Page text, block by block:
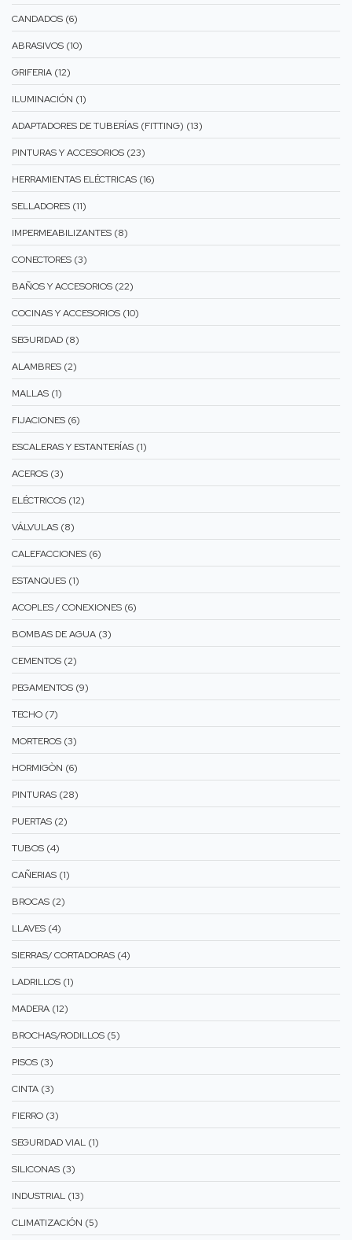
CANDADOS (6)
ABRASIVOS (10)
GRIFERIA (12)
ILUMINACIÓN (1)
ADAPTADORES DE TUBERÍAS (FITTING) (13)
PINTURAS Y ACCESORIOS (23)
HERRAMIENTAS ELÉCTRICAS (16)
SELLADORES (11)
IMPERMEABILIZANTES (8)
CONECTORES (3)
BAÑOS Y ACCESORIOS (22)
COCINAS Y ACCESORIOS (10)
SEGURIDAD (8)
ALAMBRES (2)
MALLAS (1)
FIJACIONES (6)
ESCALERAS Y ESTANTERÍAS (1)
ACEROS (3)
ELÉCTRICOS (12)
VÁLVULAS (8)
CALEFACCIONES (6)
ESTANQUES (1)
ACOPLES / CONEXIONES (6)
BOMBAS DE AGUA (3)
CEMENTOS (2)
PEGAMENTOS (9)
TECHO (7)
MORTEROS (3)
HORMIGÒN (6)
PINTURAS (28)
PUERTAS (2)
TUBOS (4)
CAÑERIAS (1)
BROCAS (2)
LLAVES (4)
SIERRAS/ CORTADORAS (4)
LADRILLOS (1)
MADERA (12)
BROCHAS/RODILLOS (5)
PISOS (3)
CINTA (3)
FIERRO (3)
SEGURIDAD VIAL (1)
SILICONAS (3)
INDUSTRIAL (13)
CLIMATIZACIÓN (5)